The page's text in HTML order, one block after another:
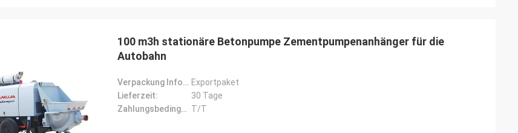
100 m3h stationäre Betonpumpe Zementpumpenanhänger für die
Autobahn
Verpackung Informationen: Exportpaket
Lieferzeit:
30 Tage
Zahlungsbedingungen: T/T